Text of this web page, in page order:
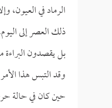
الرماد في العيون،
ذلك العصر إلى
بل يقصدون
وقد التبس هذا
حين كان في حالة